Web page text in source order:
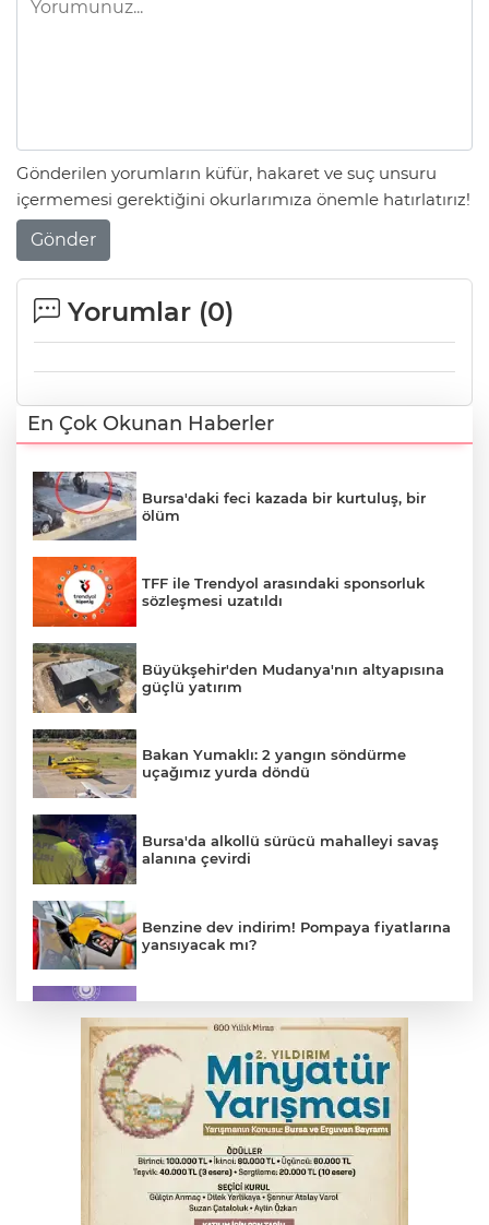
Gönderilen yorumların küfür, hakaret ve suç unsuru
içermemesi gerektiğini okurlarımıza önemle hatırlatırız!
Gönder
Yorumlar (0)
En Çok Okunan Haberler
Bursa'daki feci kazada bir kurtuluş, bir
ölüm
TFF ile Trendyol arasındaki sponsorluk
sözleşmesi uzatıldı
Büyükşehir'den Mudanya'nın altyapısına
güçlü yatırım
Bakan Yumaklı: 2 yangın söndürme
uçağımız yurda döndü
Bursa'da alkollü sürücü mahalleyi savaş
alanına çevirdi
Benzine dev indirim! Pompaya fiyatlarına
yansıyacak mı?
milletimize hayırlı olsun
Serbest piyasada döviz fiyatları
Osmangazi’de kaldırım işgaline geçit yok